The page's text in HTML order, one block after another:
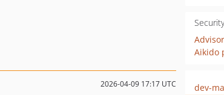
Security
Aikido
2026-04-09 17:17 UTC
dev-